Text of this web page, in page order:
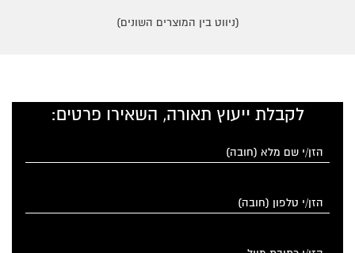
(ניווט בין המוצרים השונים)
לקבלת ייעוץ תאורה, השאירו פרטים: